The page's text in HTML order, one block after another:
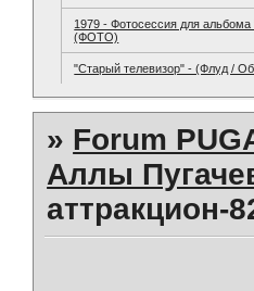
1979 - Фотосессия для
(ФОТО)
"Старый телевизор" - (Флуд /
» Forum
Аллы
аттракцион-